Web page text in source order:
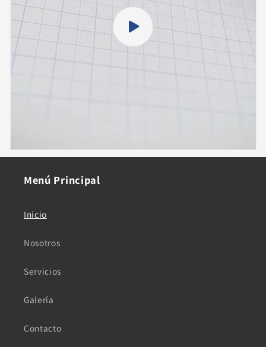
Menú Principal
Inicio
Nosotros
Servicios
Galería
Contacto